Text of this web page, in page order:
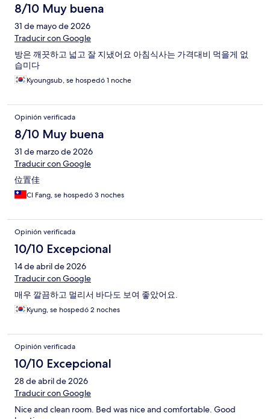
8/10 Muy buena
31 de mayo de 2026
Traducir con Google
방은 깨끗하고 넓고 잘 지냈어요 아침식사는 가격대비 먹을게 없
습미다
Kyoungsub, se hospedó 1 noche
Opinión verificada
8/10 Muy buena
31 de marzo de 2026
Traducir con Google
位置佳
CI Fang, se hospedó 3 noches
Opinión verificada
10/10 Excepcional
14 de abril de 2026
Traducir con Google
매우 깔끔하고 멀리서 바다도 보여 좋았어요.
Kyung, se hospedó 2 noches
Opinión verificada
10/10 Excepcional
28 de abril de 2026
Traducir con Google
Nice and clean room. Bed was nice and comfortable. Good